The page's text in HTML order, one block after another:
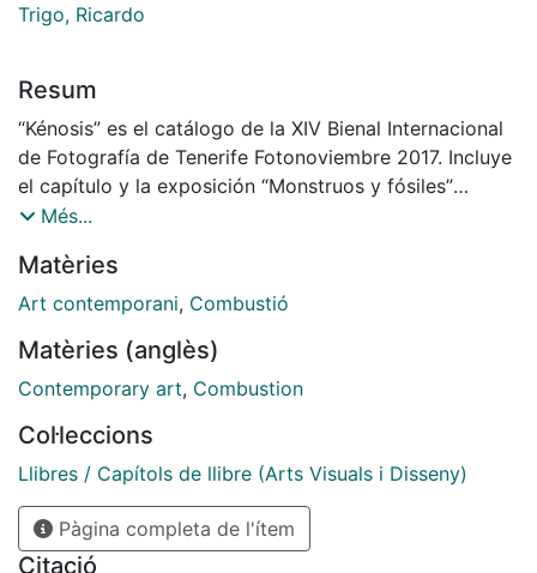
Trigo, Ricardo
Resum
“Kénosis” es el catálogo de la XIV Bienal Internacional
de Fotografía de Tenerife Fotonoviembre 2017. Incluye
el capítulo y la exposición “Monstruos y fósiles”
(2017), comisariados por Néstor Delgado, en los que
“Oriented Combustion (Sketch Research)” (2017)
(pp.222-225).
Més...
Matèries
Art contemporani, Combustió
Matèries (anglès)
Contemporary art, Combustion
Col·leccions
Llibres / Capítols de llibre (Arts Visuals i Disseny)
Pàgina completa de l'ítem
Citació